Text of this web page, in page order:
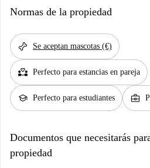
Normas de la propiedad
pet_supplies Se aceptan mascotas (€)
partner_heart Perfecto para estancias en pareja
school Perfecto para estudiantes business_center
Documentos que necesitarás
propiedad